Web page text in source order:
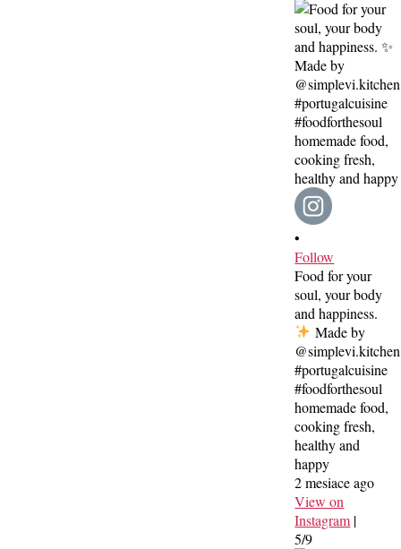
•
Follow
Food for your
soul, your body
and happiness.
Made by
@simplevi.kitchen
#portugalcuisine
#foodforthesoul
homemade food,
cooking fresh,
healthy and
happy
2 mesiace ago
View on
Instagram |
5/9